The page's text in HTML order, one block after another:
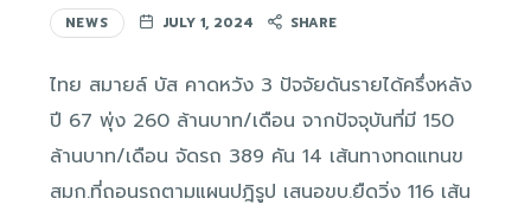
NEWS JULY 1, 2024 SHARE
ไทย สมายล์ บัส คาดหวัง 3 ปัจจัยดันรายได้ครึ่งหลัง
ปี 67 พุ่ง 260 ล้านบาท/เดือน จากปัจจุบันที่มี 150
ล้านบาท/เดือน จัดรถ 389 คัน 14 เส้นทางทดแทนข
สมก.ที่ถอนรถตามแผนปฎิรูป เสนอขบ.ยืดวิ่ง 116 เส้น